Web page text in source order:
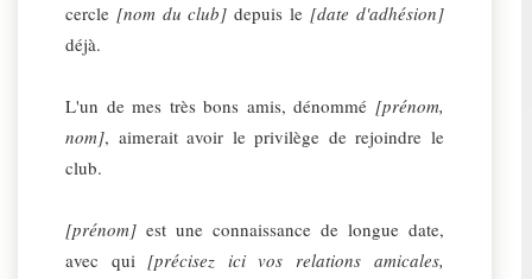
cercle [nom du club] depuis le [date d'adhésion]
déjà.
L'un de mes très bons amis, dénommé [prénom,
nom], aimerait avoir le privilège de rejoindre le
club.
[prénom] est une connaissance de longue date,
avec qui [précisez ici vos relations amicales,